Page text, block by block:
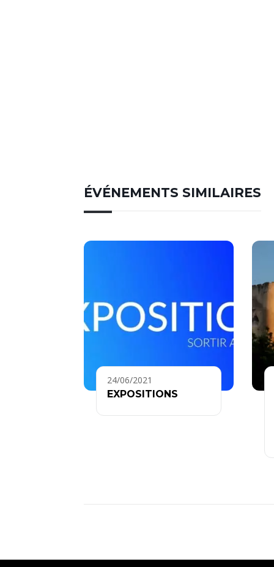
ÉVÉNEMENTS SIMILAIRES
24/06/2021
EXPOSITIONS